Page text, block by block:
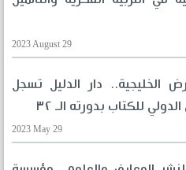
2023 August 29
الخليجية.. دار الدليل تسجل
للكتاب بدورته الـ ٣٢
2023 May 29